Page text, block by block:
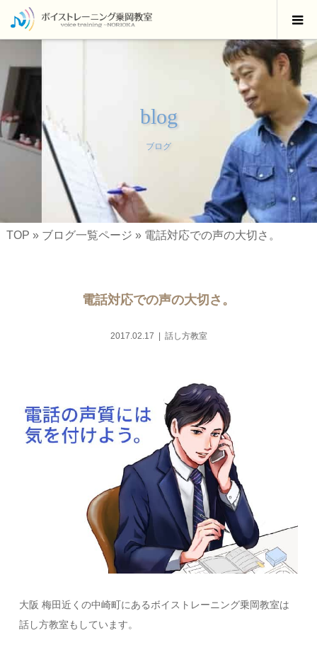
blog
ブログ
TOP » ブログ一覧ページ » 電話対応での声の大切さ。
電話対応での声の大切さ。
2017.02.17 話し方教室
大阪 梅田近くの中崎町にあるボイストレーニング乗岡教室は
話し方教室もしています。